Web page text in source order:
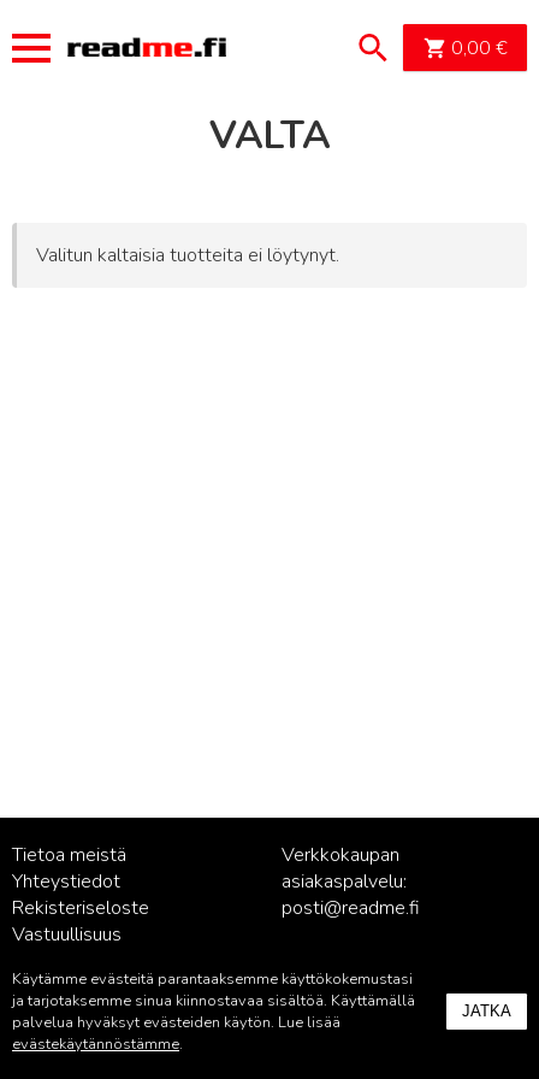
0,00 €
VALTA
Valitun kaltaisia tuotteita ei löytynyt.
Tietoa meistä
Yhteystiedot
Rekisteriseloste
Vastuullisuus
Verkkokaupan
asiakaspalvelu:
posti@readme.fi
Kustantamon asiakaspalvelu:
palvelu@readme.fi
Käytämme evästeitä parantaaksemme käyttökokemustasi
ja tarjotaksemme sinua kiinnostavaa sisältöä. Käyttämällä
palvelua hyväksyt evästeiden käytön. Lue lisää
evästekäytännöstämme.
JATKA